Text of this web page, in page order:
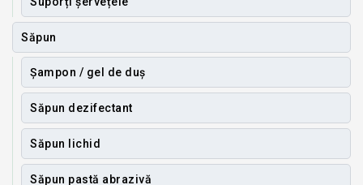
Săpun
Șampon / gel de duș
Săpun dezifectant
Săpun lichid
Săpun pastă abrazivă